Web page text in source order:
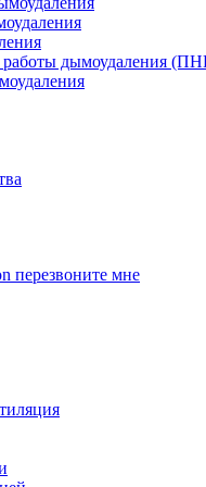
дымоудаления
перезвоните мне